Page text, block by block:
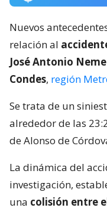
Nuevos
relación al
José Antonio
Condes, región
Se trata de un
alrededor de las
de Alonso de
La dinámica del
investigación,
una colisión entre